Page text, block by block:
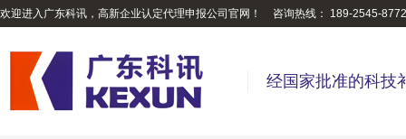
欢迎进入广东科讯，高新企业认定代理申报公司官网！ 咨询热线： 189-2545-8772
经国家批准的科技